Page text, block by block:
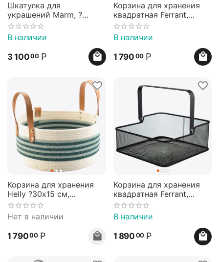
Шкатулка для
украшений Marm, ?
10,5х11,8 см, черный
мрамор, Bergenson Bjorn
В наличии
3 10000 Р
Корзина для хранения
квадратная Ferrant,
25,4х25,4х12 см, черная,
Bergenson Bjorn
В наличии
1 790 00 Р
Корзина для хранения
Helly ?30х15 см,
бежевая/зеленая,
Bergenson Bjorn
Нет в наличии
1 79000 Р
Корзина для хранения
квадратная Ferrant,
30,5х30,5х12,5 см,
черная, Bergenson Bjorn
В наличии
1 890 00 Р